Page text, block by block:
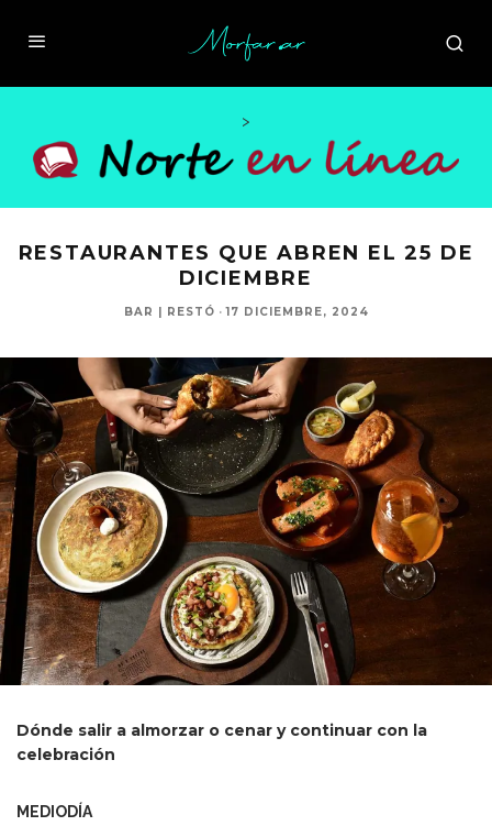
>
RESTAURANTES QUE ABREN EL 25 DE
DICIEMBRE
BAR | RESTÓ · 17 DICIEMBRE, 2024
Dónde salir a almorzar o cenar y continuar con la
celebración
MEDIODÍA